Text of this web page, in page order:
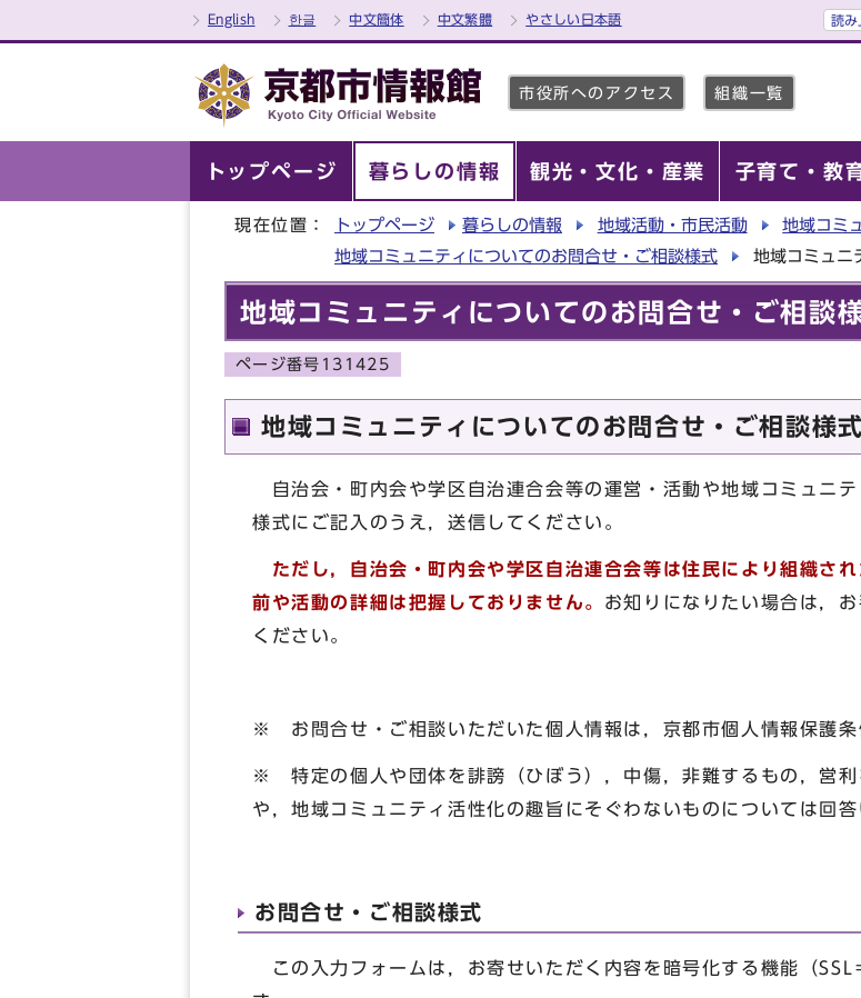
English 한글 中文簡体 中文繁體 やさしい日本語 読み
市役所へのアクセス 組織一覧
トップページ 暮らしの情報 観光・文化・産業 子育て・教
現在位置： トップページ 暮らしの情報 地域活動・市民活動
地域コミ
地域コミュニティについてのお問合せ・ご相談様式
地域コミュニ
地域コミュニティについてのお問合せ・ご相談
ページ番号131425
地域コミュニティについてのお問合せ・ご相談様式
自治会・町内会や学区自治連合会等の運営・活動や地域コミュニ
様式にご記入のうえ，送信してください。
ただし，自治会・町内会や学区自治連合会等は住民により組織さ
前や活動の詳細は把握しておりません。 お知りになりたい場合は，
ください。
※ お問合せ・ご相談いただいた個人情報は，京都市個人情報保護条
※ 特定の個人や団体を誹謗（ひぼう），中傷，非難するもの，営利
や，地域コミュニティ活性化の趣旨にそぐわないものについては回
お問合せ・ご相談様式
この入力フォームは，お寄せいただく内容を暗号化する機能（